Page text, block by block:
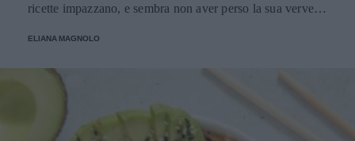
ricette impazzano, e sembra non aver perso la sua verve
veramente stupendo.
ELIANA MAGNOLO